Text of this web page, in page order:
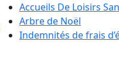
Accueils De Loisirs
Arbre de Noël
Indemnités de frais